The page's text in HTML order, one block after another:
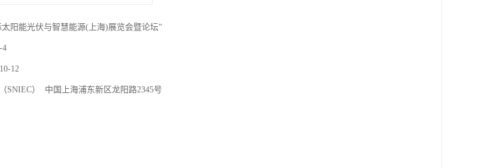
太阳能光伏与智慧能源(上海)展览会暨论坛”
4
12
SNIEC） 中国上海浦东新区龙阳路2345号